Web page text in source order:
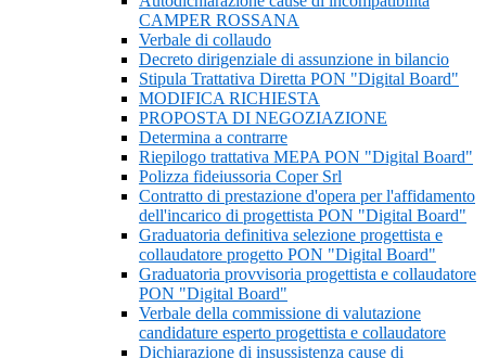
CAMPER ROSSANA
Verbale di collaudo
Decreto dirigenziale di assunzione in bilancio
Stipula Trattativa Diretta PON "Digital Board"
MODIFICA RICHIESTA
PROPOSTA DI NEGOZIAZIONE
Determina a contrarre
Riepilogo trattativa MEPA PON "Digital Board"
Polizza fideiussoria Coper Srl
Contratto di prestazione d'opera per l'affidamento
dell'incarico di progettista PON "Digital Board"
Graduatoria definitiva selezione progettista e
collaudatore progetto PON "Digital Board"
Graduatoria provvisoria progettista e collaudatore
PON "Digital Board"
Verbale della commissione di valutazione
candidature esperto progettista e collaudatore
Dichiarazione di insussistenza cause di